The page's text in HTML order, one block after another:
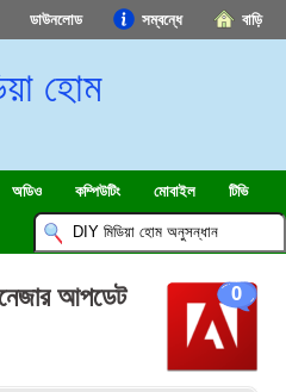
বাড়ি
সম্বন্ধে
ডাউনলোড
হোম
অডিও কম্পিউটিং মোবাইল টিভি
0
আপডেট